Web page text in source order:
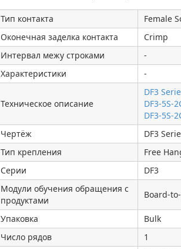
Тип контакта
Female
Оконечная заделка контакта
Crimp
Интервал межу строками
-
Характеристики
-
Техническое описание
DF3
DF3-5S-
DF3-5S-
Чертёж
DF3
Тип крепления
Free
Серии
DF3
Модули обучения обращения с
продуктами
Board-
Упаковка
Bulk
Число рядов
1